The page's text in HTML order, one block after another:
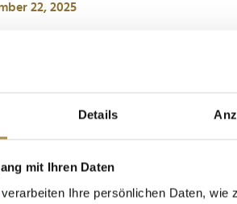
Details
mit Ihren Daten
verarbeiten Ihre persönlichen Daten, wie
22, 2025
von Philipp
vorgeschlagen.
Rompf stehen
an der Spitze.
bringen."
Fällen bedarf es noch
jedoch als